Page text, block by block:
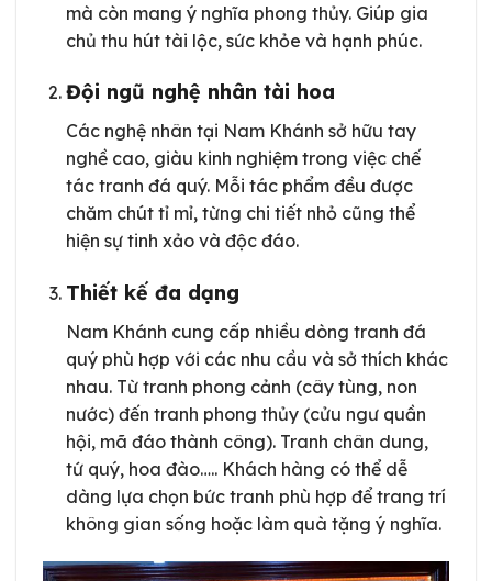
mà còn mang ý nghĩa phong thủy. Giúp gia
chủ thu hút tài lộc, sức khỏe và hạnh phúc.
Đội ngũ nghệ nhân tài hoa
Các nghệ nhân tại Nam Khánh sở hữu tay
nghề cao, giàu kinh nghiệm trong việc chế
tác tranh đá quý. Mỗi tác phẩm đều được
chăm chút tỉ mỉ, từng chi tiết nhỏ cũng thể
hiện sự tinh xảo và độc đáo.
Thiết kế đa dạng
Nam Khánh cung cấp nhiều dòng tranh đá
quý phù hợp với các nhu cầu và sở thích khác
nhau. Từ tranh phong cảnh (cây tùng, non
nước) đến tranh phong thủy (cửu ngư quần
hội, mã đáo thành công). Tranh chân dung,
tứ quý, hoa đào….. Khách hàng có thể dễ
dàng lựa chọn bức tranh phù hợp để trang trí
không gian sống hoặc làm quà tặng ý nghĩa.